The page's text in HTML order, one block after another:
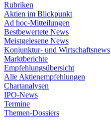
Rubriken
Aktien im Blickpunkt
Ad hoc-Mitteilungen
Bestbewertete News
Meistgelesene News
Konjunktur- und Wirtschaftsnews
Marktberichte
Empfehlungsübersicht
Alle Aktienempfehlungen
Chartanalysen
IPO-News
Termine
Themen-Dossiers